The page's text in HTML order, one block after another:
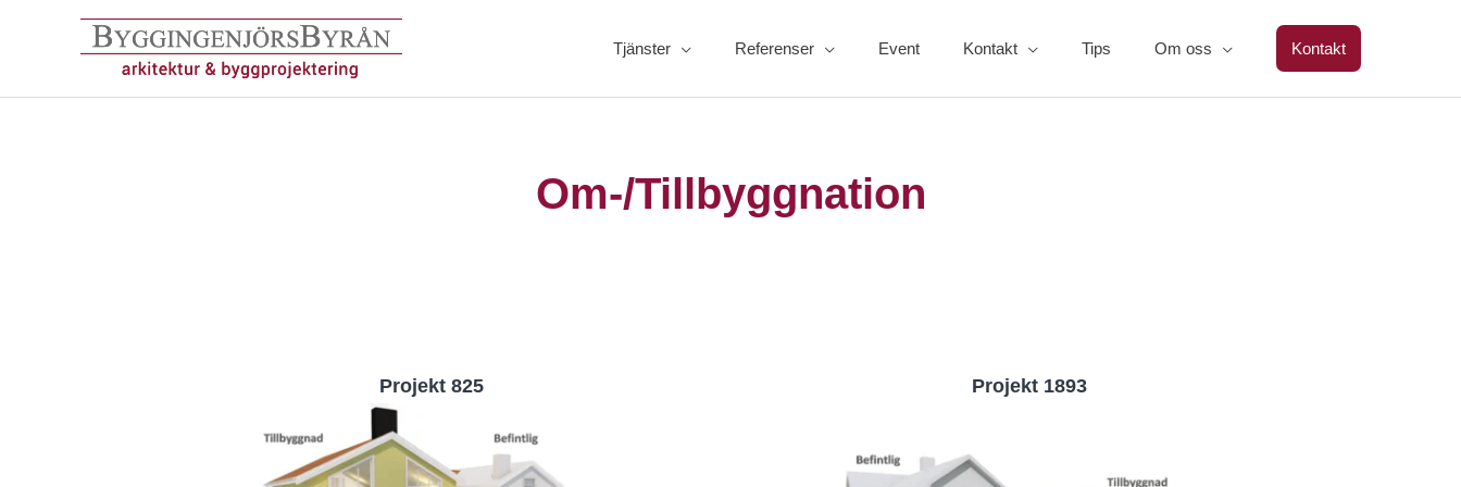
Tjänster Referenser Event Kontakt Tips Om oss Kontakt
Om-/Tillbyggnation
Projekt 825 Projekt 1893